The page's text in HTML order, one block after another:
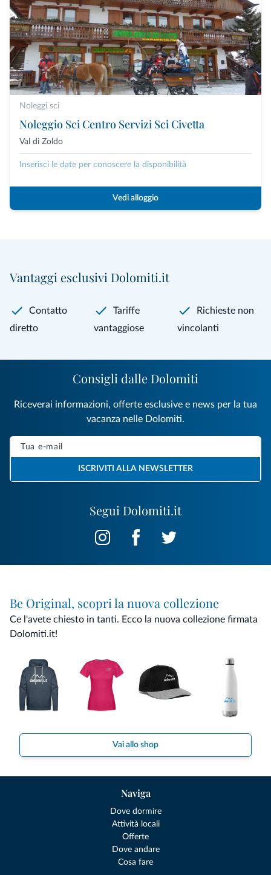
Noleggi sci
Noleggio Sci Centro Servizi Sci Civetta
Val di Zoldo
Inserisci le date per conoscere la disponibilità
Vedi alloggio
Vantaggi esclusivi Dolomiti.it
Contatto
diretto
Tariffe
vantaggiose
Richieste non
vincolanti
Segui Dolomiti.it
Consigli dalle Dolomiti
Riceverai informazioni, offerte esclusive e news per la tua
vacanza nelle Dolomiti.
ISCRIVITI ALLA NEWSLETTER
Be Original, scopri la nuova collezione
Ce l'avete chiesto in tanti. Ecco la nuova collezione firmata
Dolomiti.it!
Vai allo shop
Naviga
Dove dormire
Attività locali
Offerte
Dove andare
Cosa fare